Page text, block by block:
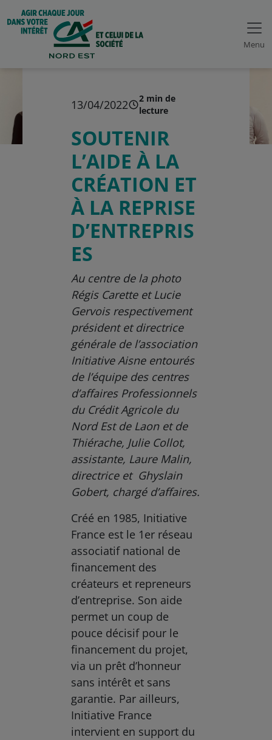
Menu
13/04/2022
2 min de
lecture
SOUTENIR
L’AIDE À LA
CRÉATION ET
À LA REPRISE
D’ENTREPRIS
ES
Au centre de la photo
Régis Carette et Lucie
Gervois respectivement
président et directrice
générale de l’association
Initiative Aisne entourés
de l’équipe des centres
d’affaires Professionnels
du Crédit Agricole du
Nord Est de Laon et de
Thiérache, Julie Collot,
assistante, Laure Malin,
directrice et Ghyslain
Gobert, chargé d’affaires.
Créé en 1985, Initiative
France est le 1er réseau
associatif national de
financement des
créateurs et repreneurs
d’entreprise. Son aide
permet un coup de
pouce décisif pour le
financement du projet,
via un prêt d’honneur
sans intérêt et sans
garantie. Par ailleurs,
Initiative France
intervient en support du